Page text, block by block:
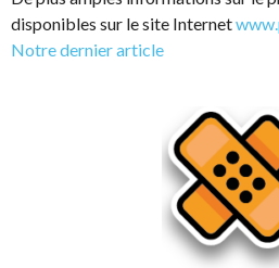
disponibles sur le site Internet
Notre dernier article